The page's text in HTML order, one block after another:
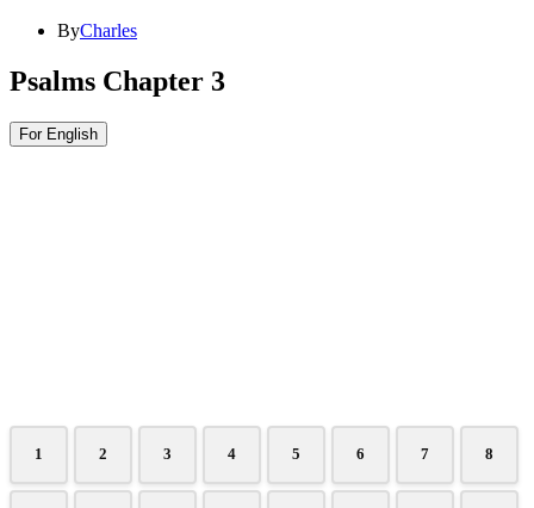
ByCharles
Psalms Chapter 3
For English
1 2 3 4 5 6 7 8